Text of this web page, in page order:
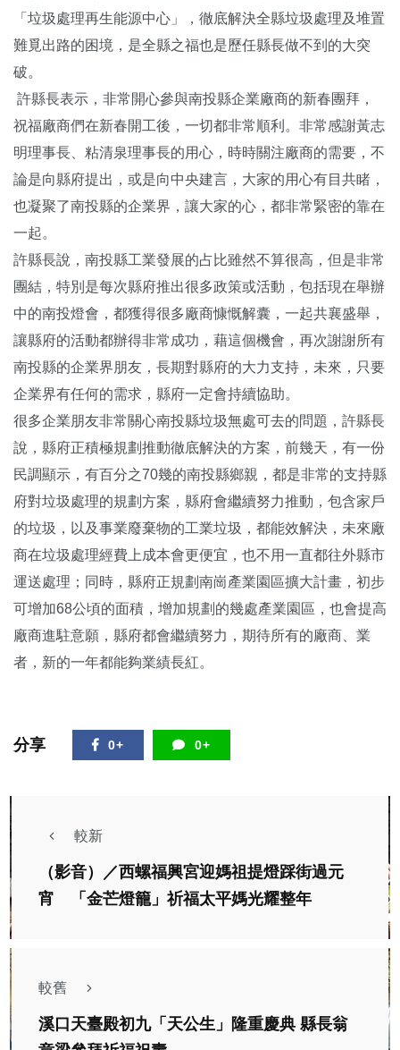
「垃圾處理再生能源中心」，徹底解決全縣垃圾處理及堆置
難覓出路的困境，是全縣之福也是歷任縣長做不到的大突
破。
許縣長表示，非常開心參與南投縣企業廠商的新春團拜，
祝福廠商們在新春開工後，一切都非常順利。非常感謝黃志
明理事長、粘清泉理事長的用心，時時關注廠商的需要，不
論是向縣府提出，或是向中央建言，大家的用心有目共睹，
也凝聚了南投縣的企業界，讓大家的心，都非常緊密的靠在
一起。
許縣長說，南投縣工業發展的占比雖然不算很高，但是非常
團結，特別是每次縣府推出很多政策或活動，包括現在舉辦
中的南投燈會，都獲得很多廠商慷慨解囊，一起共襄盛舉，
讓縣府的活動都辦得非常成功，藉這個機會，再次謝謝所有
南投縣的企業界朋友，長期對縣府的大力支持，未來，只要
企業界有任何的需求，縣府一定會持續協助。
很多企業朋友非常關心南投縣垃圾無處可去的問題，許縣長
說，縣府正積極規劃推動徹底解決的方案，前幾天，有一份
民調顯示，有百分之70幾的南投縣鄉親，都是非常的支持縣
府對垃圾處理的規劃方案，縣府會繼續努力推動，包含家戶
的垃圾，以及事業廢棄物的工業垃圾，都能效解決，未來廠
商在垃圾處理經費上成本會更便宜，也不用一直都往外縣市
運送處理；同時，縣府正規劃南崗產業園區擴大計畫，初步
可增加68公頃的面積，增加規劃的幾處產業園區，也會提高
廠商進駐意願，縣府都會繼續努力，期待所有的廠商、業
者，新的一年都能夠業績長紅。
分享 0+ 0+
較新
（影音）／西螺福興宮迎媽祖提燈踩街過元
宵 「金芒燈籠」祈福太平媽光耀整年
較舊
溪口天臺殿初九「天公生」隆重慶典 縣長翁